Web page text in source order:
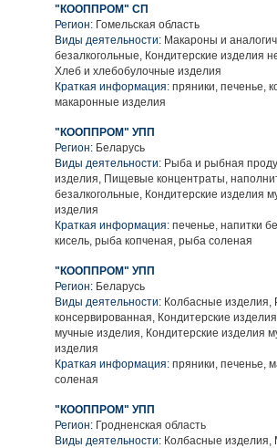
"КООППРОМ" СП
Регион: Гомельская область
Виды деятельности: Макароны и
безалкогольные, Кондитерские изделия
Хлеб и хлебобулочные изделия
Краткая информация: пряники, печенье,
макаронные изделия
"КООППРОМ" УПП
Регион: Беларусь
Виды деятельности: Рыба и рыбная
изделия, Пищевые концентраты,
безалкогольные, Кондитерские изделия
изделия
Краткая информация: печенье, напитки
кисель, рыба копченая, рыба соленая
"КООППРОМ" УПП
Регион: Беларусь
Виды деятельности: Колбасные
консервированная, Кондитерские
мучные изделия, Кондитерские изделия
изделия
Краткая информация: пряники, печенье,
соленая
"КООППРОМ" УПП
Регион: Гродненская область
Виды деятельности: Колбасные